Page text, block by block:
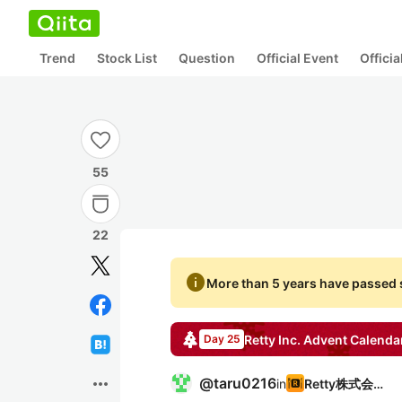
Trend Stock List Question Official Event
55
22
more_horiz
infoMore than 5 years have passed
Day 25 Retty Inc. Advent
@taru0216in Retty株式会社